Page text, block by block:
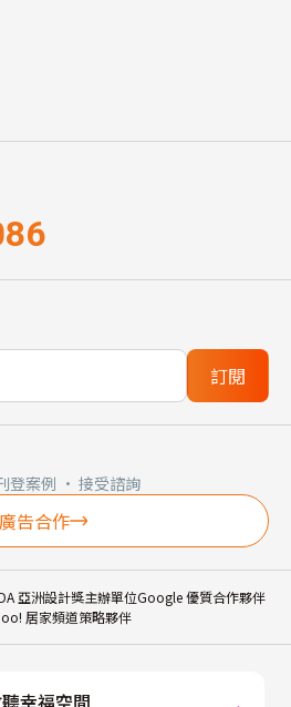
訂閱
登案例 · 接受諮詢
廣告合作
亞洲設計獎主辦單位Google 優質合作夥伴
居家頻道策略夥伴
幸福空間